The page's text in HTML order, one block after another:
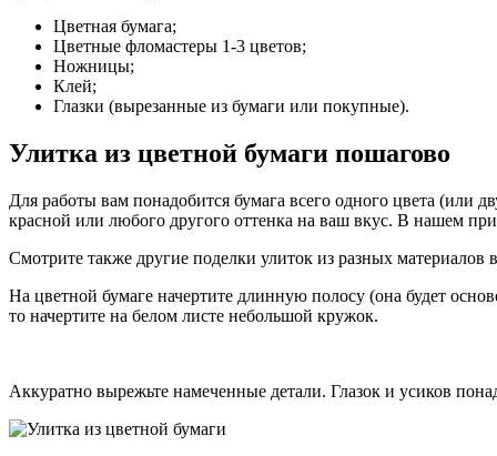
Цветная бумага;
Цветные фломастеры 1-3 цветов;
Ножницы;
Клей;
Глазки (вырезанные из бумаги или покупные).
Улитка из цветной бумаги пошагово
Для работы вам понадобится бумага всего одного цвета (или
красной или любого другого оттенка на ваш вкус. В нашем
Смотрите также другие поделки улиток из разных
На цветной бумаге начертите длинную полосу (она будет
то начертите на белом листе небольшой кружок.
Аккуратно вырежьте намеченные детали. Глазок и усиков